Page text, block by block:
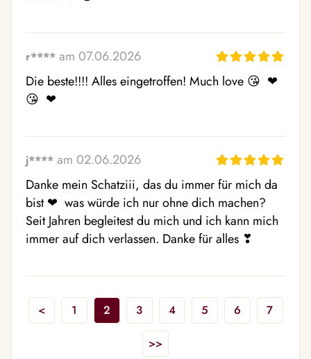
r**** am 07.06.2026
Die beste!!!! Alles eingetroffen! Much love 😘  ❤ ️
😘  ❤ ️
j**** am 02.06.2026
Danke mein Schatziii, das du immer für mich da
bist ❤ ️ was würde ich nur ohne dich machen?
Seit Jahren begleitest du mich und ich kann mich
immer auf dich verlassen. Danke für alles ❣ ️
< 1 2 3 4 5 6 7
>>